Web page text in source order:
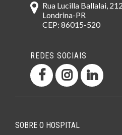
Rua Lucilla Ballalai, 212
Londrina-PR
CEP: 86015-520
REDES SOCIAIS
SOBRE O HOSPITAL